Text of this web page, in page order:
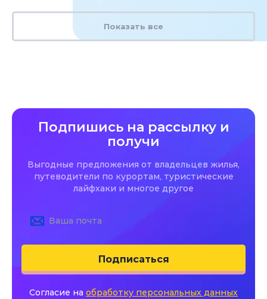
Показать все
Подпишись на рассылку и
получи
Выгодные предложения от владельцев жилья,
путеводители по курортам, туристические
лайфхаки и многое другое
Подписаться
Согласие на обработку персональных данных